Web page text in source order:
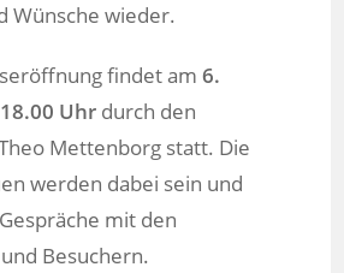
Wünsche wieder.
findet am6.
Uhr durch den
Mettenborg statt. Die
werden dabei sein und
mit den
Besuchern.